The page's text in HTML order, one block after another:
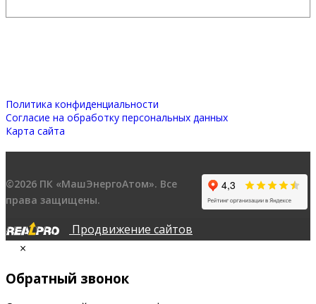
Политика конфиденциальности
Согласие на обработку персональных данных
Карта сайта
©2026 ПК «МашЭнергоАтом». Все
права защищены.
Продвижение сайтов
×
Обратный звонок